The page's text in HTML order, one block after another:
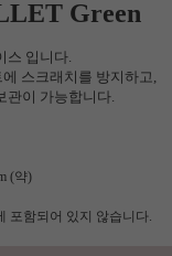
Green
스 입니다.
스크래치를 방지하고,
관이 가능합니다.
(약)
포함되어 있지 않습니다.